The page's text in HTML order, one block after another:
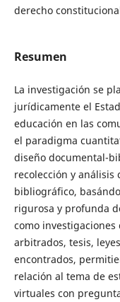
derecho
Resumen
La investigación se
jurídicamente el
educación en las
el paradigma
diseño documental-
recolección y
bibliográfico,
rigurosa y profunda
como
arbitrados, tesis,
encontrados,
relación al tema de
virtuales con